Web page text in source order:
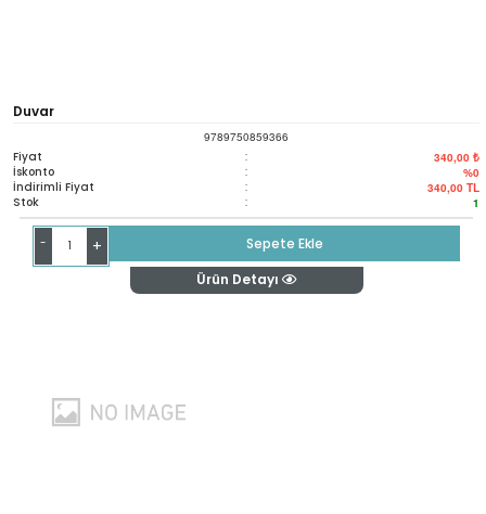
Duvar
9789750859366
Fiyat : 340,00 ₺
İskonto : %0
İndirimli Fiyat : 340,00 TL
Stok : 1
- +
Sepete Ekle
Ürün Detayı